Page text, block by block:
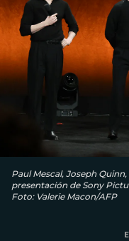
Paul Mescal, Joseph
presentación de Sony
Foto: Valerie Macon/AFP